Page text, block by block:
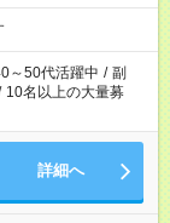
～50代活躍中 / 副
10名以上の大量募
詳細へ